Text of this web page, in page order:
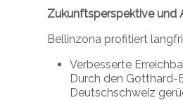
Zukunftsperspektive und
Bellinzona profitiert
Verbesserte
Durch den Gotthard-
Deutschschweiz